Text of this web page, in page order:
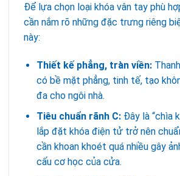
Để lựa chọn loại khóa vân tay phù
cần nắm rõ những đặc trưng riêng
này:
Thiết kế phẳng, tràn viền:
có bề mặt phẳng, tinh tế, tạo
đa cho ngôi nhà.
Tiêu chuẩn rãnh C:Đây là “chìa
lắp đặt khóa điện tử trở nên
cần khoan khoét quá nhiều gây
cấu cơ học của cửa.